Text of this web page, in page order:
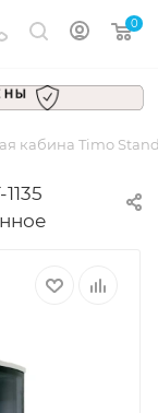
0
кабина Timo